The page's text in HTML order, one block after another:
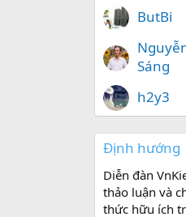
ButBi
Sáng
h2y3
Định hướng
Diễn đàn
thảo luận và
thức hữu ích